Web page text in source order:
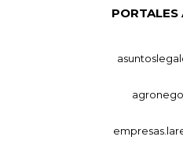
PORTALES